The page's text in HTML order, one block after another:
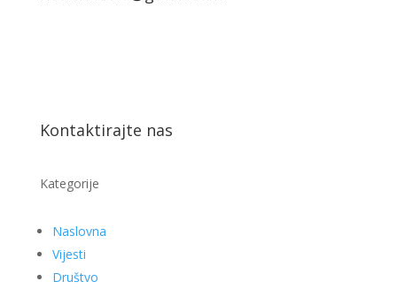
Kontaktirajte nas
Kategorije
Naslovna
Vijesti
Društvo